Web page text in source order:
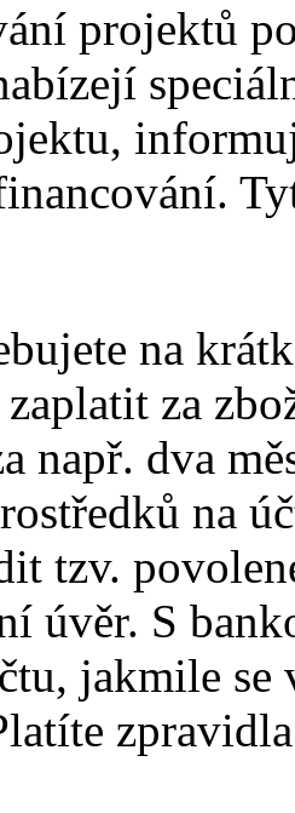
projektů
na
za
např. dva
na
tzv.
úvěr. S
jakmile se